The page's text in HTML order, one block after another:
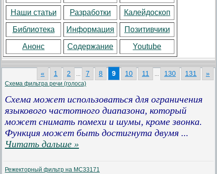
Наши статьи Разработки Калейдоскоп
Библиотека Информация Позитивчики
Анонс Содержание Youtube
« 1 2 ... 7 8 9 10 11 ... 130 131 »
Схема фильтра речи (голоса)
Схема может использоваться для ограничения
языкового частотного диапазона, который
может снимать помехи и шумы, кроме звонка.
Функция может быть достигнута двумя ...
Читать дальше »
Режекторный фильтр на MC33171